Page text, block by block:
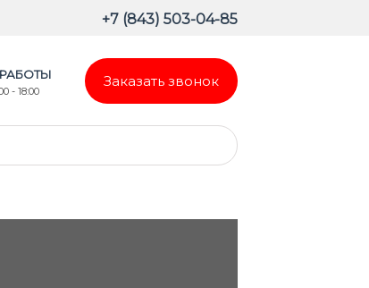
+7 (843) 503-04-85
- 18:00
Заказать звонок